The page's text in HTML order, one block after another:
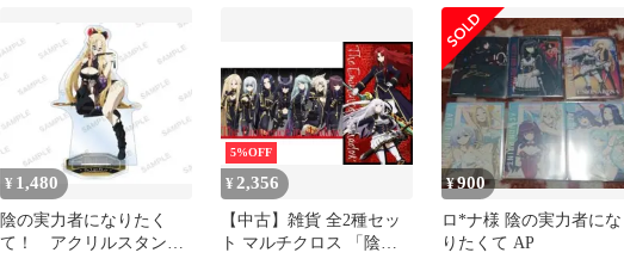
¥ 1,480
陰の実力者になりたく
て！ アクリルスタン
5%OFF
¥ 2,356
【中古】雑貨 全2種セッ
ト マルチクロス 「陰の
¥900
ロ*ナ様 陰の実力者にな
りたくて AP